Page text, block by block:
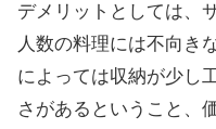
デメリットとしては、
人数の料理には不向き
によっては収納が少し
さがあるということ、